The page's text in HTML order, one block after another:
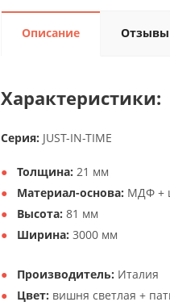
Описание Отзывы
Характеристики:
Серия: JUST-IN-TIME
Толщина: 21 мм
Материал-основа: МДФ +
Высота: 81 мм
Ширина: 3000 мм
Производитель: Италия
Цвет: вишня светлая +